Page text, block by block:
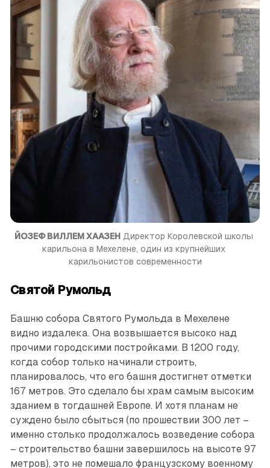
ЙОЗЕФ ВИЛЛЕМ ХААЗЕН Директор Королевской школы
карильона в Мехелене, один из крупнейших
карильонистов современности
Святой Румольд
Башню собора Святого Румольда в Мехелене
видно издалека. Она возвышается высоко над
прочими городскими постройками. В 1200 году,
когда собор только начинали строить,
планировалось, что его башня достигнет отметки
167 метров. Это сделало бы храм самым высоким
зданием в тогдашней Европе. И хотя планам не
суждено было сбыться (по прошествии 300 лет –
именно столько продолжалось возведение собора
– строительство башни завершилось на высоте 97
метров), это не помешало французскому военному